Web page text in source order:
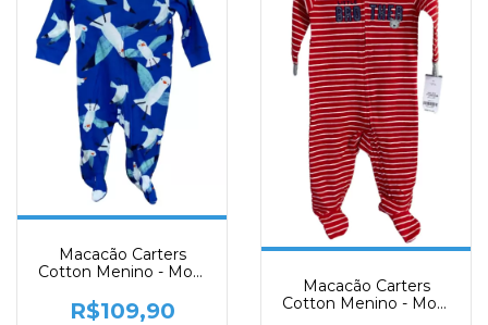
Macacão Carters
Cotton Menino - Mod.
R$109,90
Macacão Carters
Cotton Menino - Mod.